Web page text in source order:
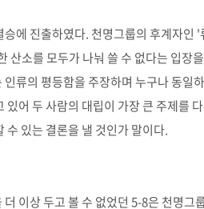
승에 진출하였다. 천명그룹의 후계자인
산소를 모두가 나눠 쓸 수 없다는 입장
인류의 평등함을 주장하며 누구나 동일
있어 두 사람의 대립이 가장 큰 주제를
수 있는 결론을 낼 것인가 말이다.
이상 두고 볼 수 없었던 5-8은 천명